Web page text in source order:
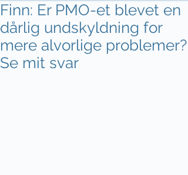
Finn: Er PMO-et blevet en
dårlig undskyldning for
mere alvorlige problemer?
Se mit svar